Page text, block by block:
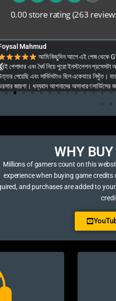
0.00 store rating(263
Mahmud
আমি কিছুদিন আগে এই পেজ থেকে
পেশাদার এবং ধৈর্য নিয়ে পুরো ইনস্টলেশন
পেয়েছি এবং সার্ভিসটাও ছিল একেবারে নিখুঁত।
জায়গা। ধন্যবাদ আপনাদের অসাধারণ সার্ভিসের
WHY
Millions of gamers count on this
experience when buying game
and purchases are added to